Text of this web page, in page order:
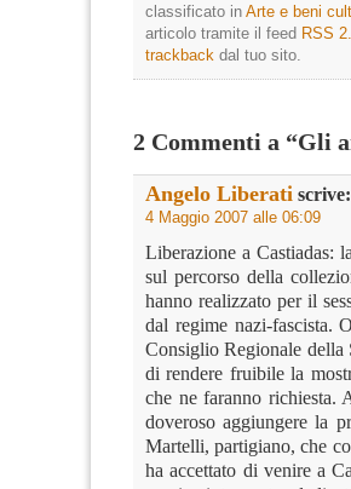
classificato in Arte e beni
articolo tramite il feed RSS
trackback dal tuo sito.
2 Commenti a “Gli
Angelo Liberati scrive:
4 Maggio 2007 alle 06:09
Liberazione a Castiadas:
sul percorso della
hanno realizzato per il
dal regime nazi-fascista.
Consiglio Regionale della
di rendere fruibile la
che ne faranno richiesta.
doveroso aggiungere la
Martelli, partigiano, che
ha accettato di venire a